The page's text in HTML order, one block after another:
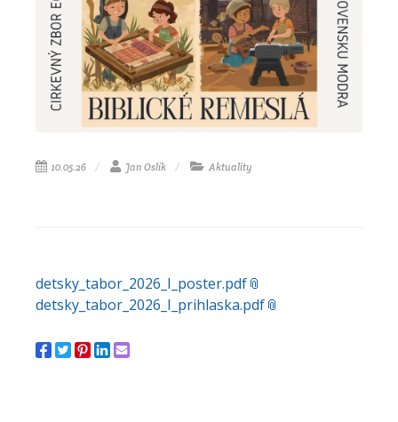
10.05.26 Jan Oslík Aktuality
detsky_tabor_2026_I_poster.pdf
detsky_tabor_2026_I_prihlaska.pdf